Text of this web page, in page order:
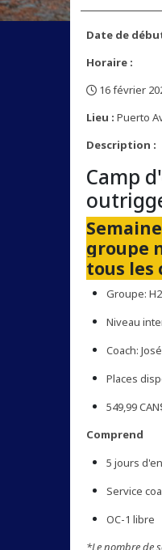
Date de
Horaire :
16 février
Lieu : Puerto
Description :
Camp
groupe
tous les
Groupe:
Niveau
Coach:
Places
549,99
Comprend
5 jours
Service
OC-1 libre
*Le nombre de